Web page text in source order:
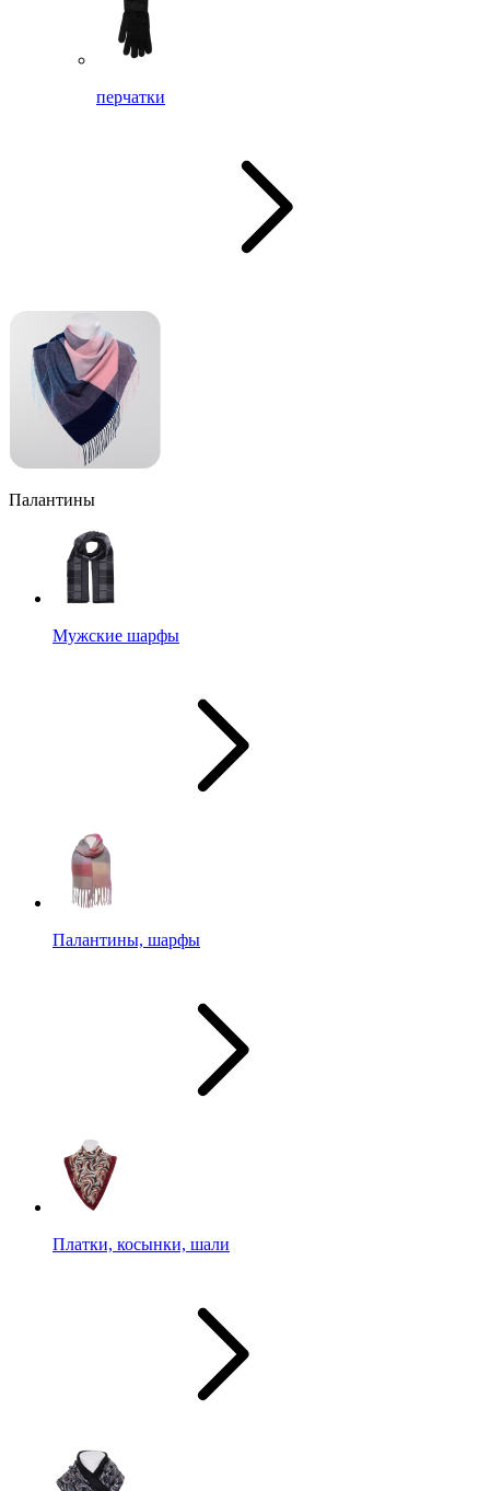
перчатки
Палантины
Мужские шарфы
Палантины, шарфы
Платки, косынки, шали